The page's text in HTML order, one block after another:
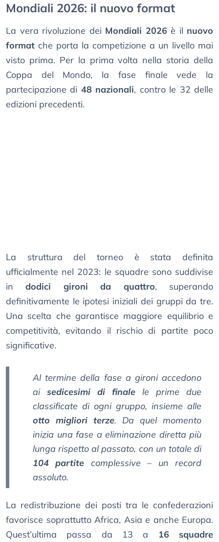
Mondiali 2026: il nuovo format
La vera rivoluzione dei Mondiali 2026 è il nuovo
format che porta la competizione a un livello mai
visto prima. Per la prima volta nella storia della
Coppa del Mondo, la fase finale vede la
partecipazione di 48 nazionali, contro le 32 delle
edizioni precedenti.
La struttura del torneo è stata definita
ufficialmente nel 2023: le squadre sono suddivise
indodici gironi da quattro, superando
definitivamente le ipotesi iniziali dei gruppi da tre.
Una scelta che garantisce maggiore equilibrio e
competitività, evitando il rischio di partite poco
significative.
Al termine della fase a gironi accedono
ai sedicesimi di finale le prime due
classificate di ogni gruppo, insieme alle
otto migliori terze. Da quel momento
inizia una fase a eliminazione diretta più
lunga rispetto al passato, con un totale di
104 partite complessive – un record
assoluto.
La redistribuzione dei posti tra le confederazioni
favorisce soprattutto Africa, Asia e anche Europa.
Quest’ultima passa da 13 a
16 squadre